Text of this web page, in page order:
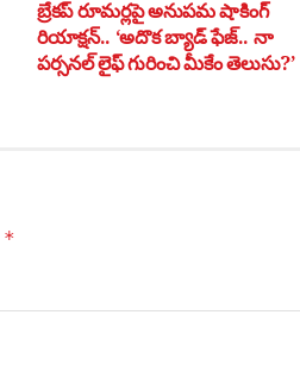
బ్రేకప్ రూమర్లపై అనుపమ షాకింగ్
రియాక్షన్.. ‘అదొక బ్యాడ్ ఫేజ్.. నా
పర్సనల్ లైఫ్ గురించి మీకేం తెలుసు?’
*